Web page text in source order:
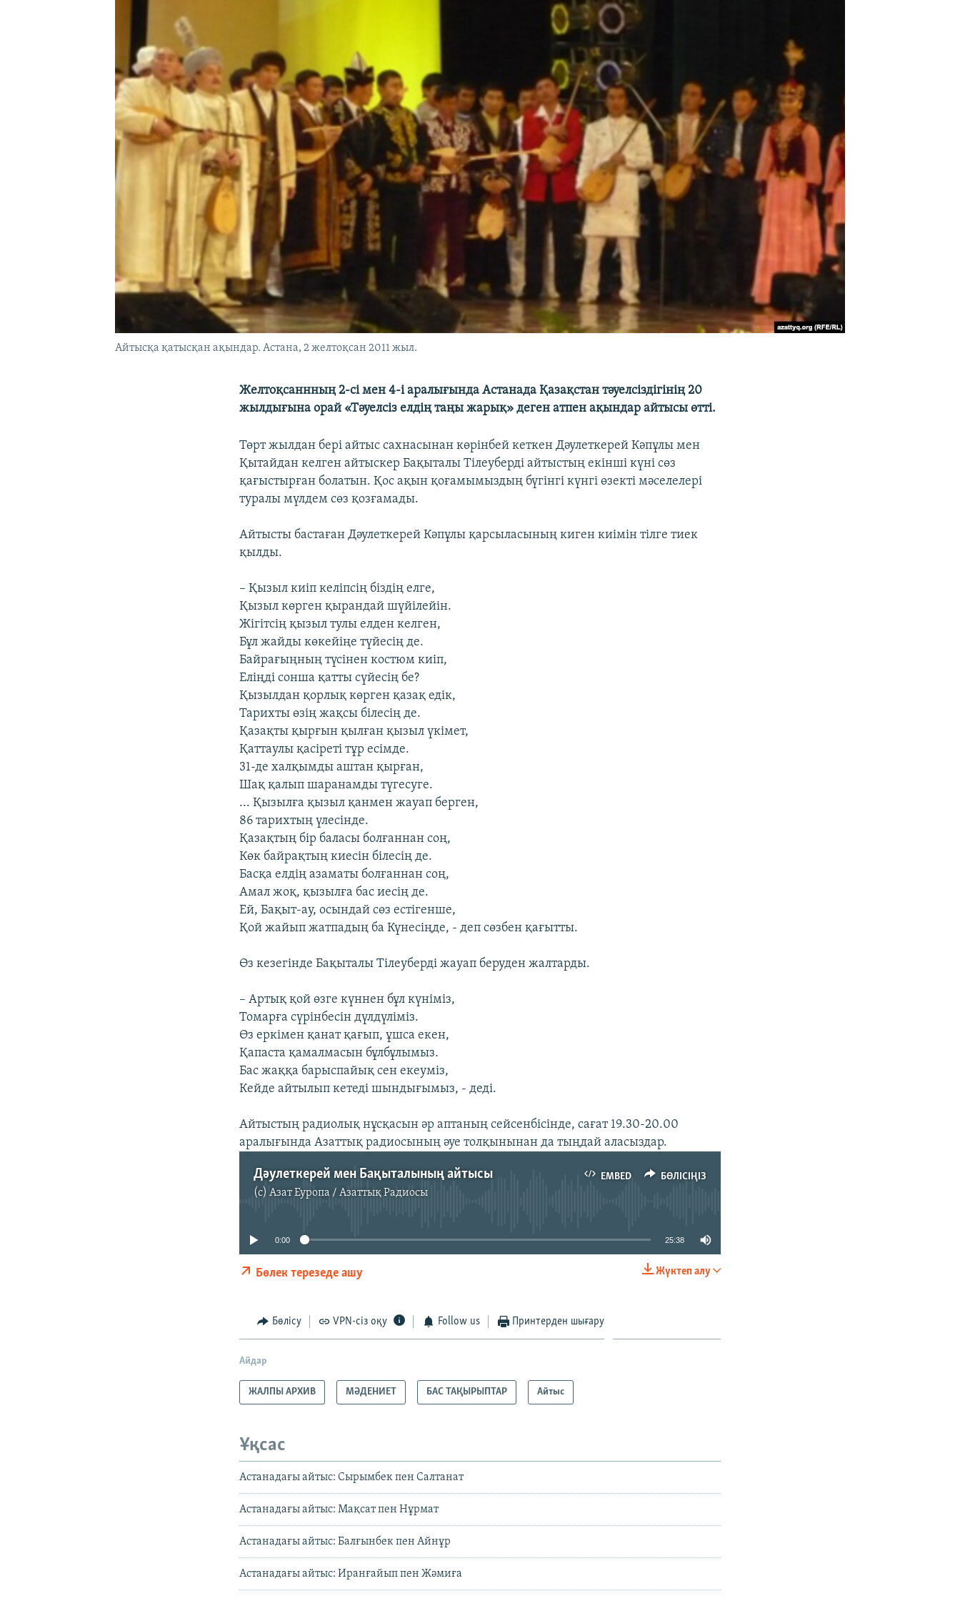
Айтысқа қатысқан ақындар. Астана, 2 желтоқсан 2011 жыл.
Желтоқсаннның 2-сі мен 4-і аралығында Астанада Қазақстан тәуелсіздігінің 20
жылдығына орай «Тәуелсіз елдің таңы жарық» деген атпен ақындар айтысы өтті.
Төрт жылдан бері айтыс сахнасынан көрінбей кеткен Дәулеткерей Кәпұлы мен
Қытайдан келген айтыскер Бақыталы Тілеуберді айтыстың екінші күні сөз
қағыстырған болатын. Қос ақын қоғамымыздың бүгінгі күнгі өзекті мәселелері
туралы мүлдем сөз қозғамады.
Айтысты бастаған Дәулеткерей Кәпұлы қарсыласының киген киімін тілге тиек
қылды.
– Қызыл киіп келіпсің біздің елге,
Қызыл көрген қырандай шүйілейін.
Жігітсің қызыл тулы елден келген,
Бұл жайды көкейіңе түйесің де.
Байрағыңның түсінен костюм киіп,
Еліңді сонша қатты сүйесің бе?
Қызылдан қорлық көрген қазақ едік,
Тарихты өзің жақсы білесің де.
Қазақты қырғын қылған қызыл үкімет,
Қаттаулы қасіреті тұр есімде.
31-де халқымды аштан қырған,
Шақ қалып шаранамды түгесуге.
... Қызылға қызыл қанмен жауап берген,
86 тарихтың үлесінде.
Қазақтың бір баласы болғаннан соң,
Көк байрақтың киесін білесің де.
Басқа елдің азаматы болғаннан соң,
Амал жоқ, қызылға бас иесің де.
Ей, Бақыт-ау, осындай сөз естігенше,
Қой жайып жатпадың ба Күнесіңде, - деп сөзбен қағытты.
Өз кезегінде Бақыталы Тілеуберді жауап беруден жалтарды.
– Артық қой өзге күннен бұл күніміз,
Томарға сүрінбесін дүлдүліміз.
Өз еркімен қанат қағып, ұшса екен,
Қапаста қамалмасын бұлбұлымыз.
Бас жаққа барыспайық сен екеуміз,
Кейде айтылып кетеді шындығымыз, - деді.
Айтыстың радиолық нұсқасын әр аптаның сейсенбісінде, сағат 19.30-20.00
аралығында Азаттық радиосының әуе толқынынан да тыңдай аласыздар.
EMBED БӨЛІСІҢІЗ
Дәулеткерей мен Бақыталының айтысы
(c)Азат Еуропа / Азаттық Радиосы
БӨЛІСІҢІЗ
No media source currently available
0:00 25:38
Жүктеп алу
Бөлек терезеде ашу
Бөлісу VPN-сіз оқу Follow us Принтерден шығару
Айдар
ЖАЛПЫ АРХИВ МӘДЕНИЕТ БАС ТАҚЫРЫПТАР Айтыс
Ұқсас
Астанадағы айтыс: Сырымбек пен Салтанат
Астанадағы айтыс: Мақсат пен Нұрмат
Астанадағы айтыс: Балғынбек пен Айнұр
Астанадағы айтыс: Иранғайып пен Жәмиға